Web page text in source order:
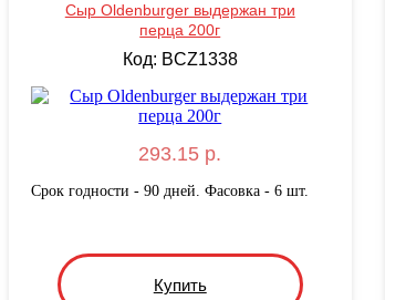
Сыр Oldenburger выдержан три
перца 200г
Код: BCZ1338
293.15 р.
Срок годности - 90 дней. Фасовка - 6 шт.
Купить